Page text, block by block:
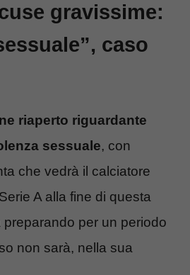
gravissime:
caso
riaperto riguardante
sessuale, con
che vedrà il calciatore
A alla fine di questa
per un periodo
non sarà, nella sua